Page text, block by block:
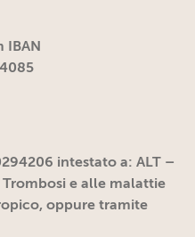
IBAN
intestato a: ALT –
e alle malattie
oppure tramite